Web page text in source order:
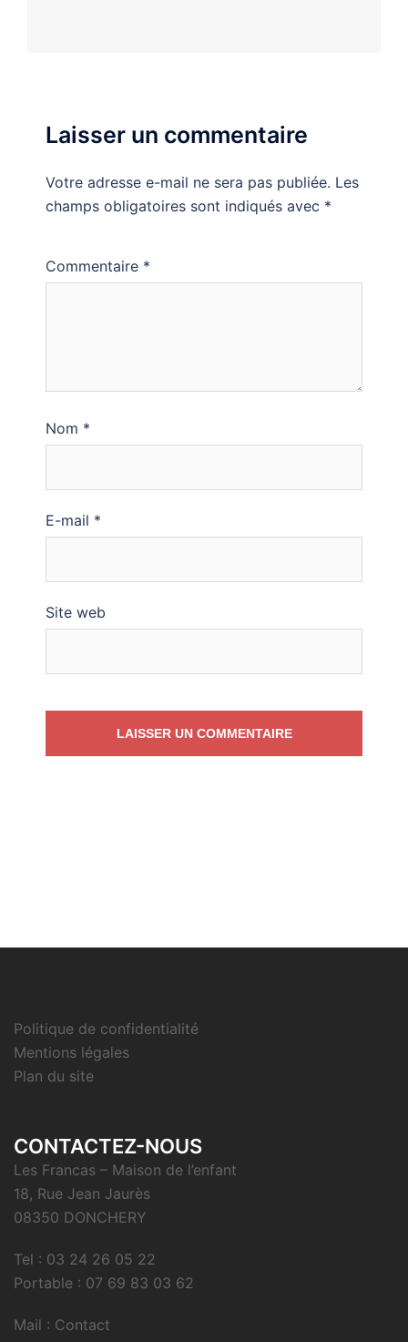
Laisser un commentaire
Votre adresse e-mail ne sera pas publiée. Les
champs obligatoires sont indiqués avec *
Commentaire *
Nom *
E-mail *
Site web
Politique de confidentialité
Mentions légales
Plan du site
CONTACTEZ-NOUS
Les Francas – Maison de l’enfant
18, Rue Jean Jaurès
08350 DONCHERY
Tel : 03 24 26 05 22
Portable : 07 69 83 03 62
Mail : Contact